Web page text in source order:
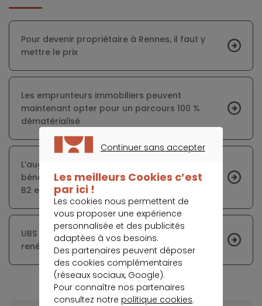
Pour devenir propriétaire à Rennes, il faut y
mettre le prix
Les emprunteurs immobiliers peuvent
maintenant opter pour un parcours 100 %
dématérialisé
L’augmentation des PTZ émis au T1 2019
bénéficie à la maison individuelle et aux zones
B2 et C
UBS prévoit un ralentissement des
renégociations de prêt
Continuer sans accepter
Les meilleurs Cookies c’est
par ici !
Les cookies nous permettent de
vous proposer une expérience
personnalisée et des publicités
adaptées à vos besoins.
Des partenaires peuvent déposer
des cookies complémentaires
(réseaux sociaux, Google).
Pour connaître nos partenaires
consultez notre politique cookies.